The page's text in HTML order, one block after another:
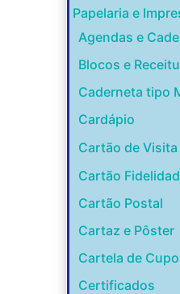
Papelaria e
Agendas e
Blocos e
Caderneta tipo
Cardápio
Cartão de Visita
Cartão
Cartão Postal
Cartaz e Pôster
Cartela de
Certificados